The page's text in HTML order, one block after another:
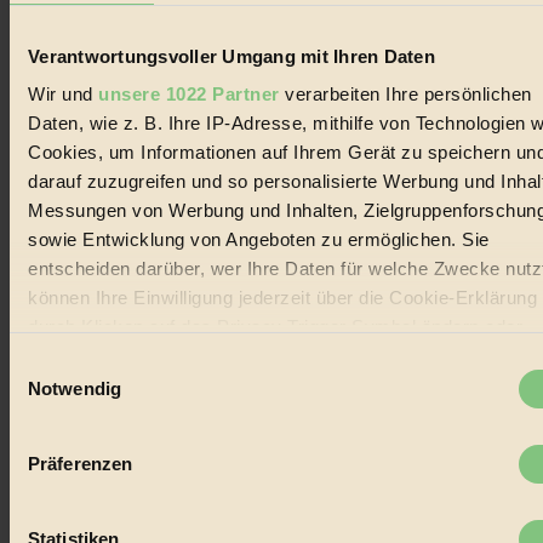
Verantwortungsvoller Umgang mit Ihren Daten
Wir und unsere 1022 Partner verarbeiten Ihre persönlichen
Daten, wie z. B. Ihre IP-Adresse, mithilfe von Technologien
Cookies, um Informationen auf Ihrem Gerät zu speichern
darauf zuzugreifen und so personalisierte Werbung und
Messungen von Werbung und Inhalten,
sowie Entwicklung von Angeboten zu ermöglichen. Sie
entscheiden darüber, wer Ihre Daten für welche Zwecke
können Ihre Einwilligung jederzeit über die Cookie-Erklärung
Informationen über Ihre geografische Lage erfassen,
welche bis auf einige Meter genau sein können
Merkmalen (Fingerprinting) identifizieren
Notwendig
Präferenzen
Statistiken
Lebenswandel. Es ist eine moderne Plattform für Ideen, Menschen
Handels mit Bioprodukten, des Fair-Trade sowie der Branche
alternativer Energien.
Social Media
22.601 Fans auf Facebook
3.415 Follower auf Twitter
Folge uns auf Instagram
Themen